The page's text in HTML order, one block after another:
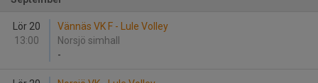
Lör 20
13:00
Vännäs VK F - Lule Volley
Norsjö simhall
-